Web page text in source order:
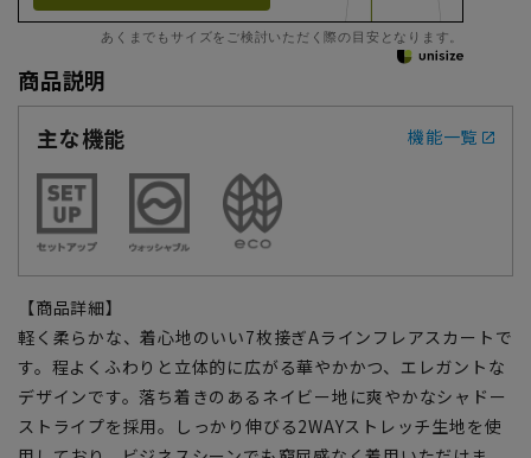
あくまでもサイズをご検討いただく際の目安となります。
商品説明
主な機能
機能一覧
【商品詳細】
軽く柔らかな、着心地のいい7枚接ぎAラインフレアスカートで
す。程よくふわりと立体的に広がる華やかかつ、エレガントな
デザインです。落ち着きのあるネイビー地に爽やかなシャドー
ストライプを採用。しっかり伸びる2WAYストレッチ生地を使